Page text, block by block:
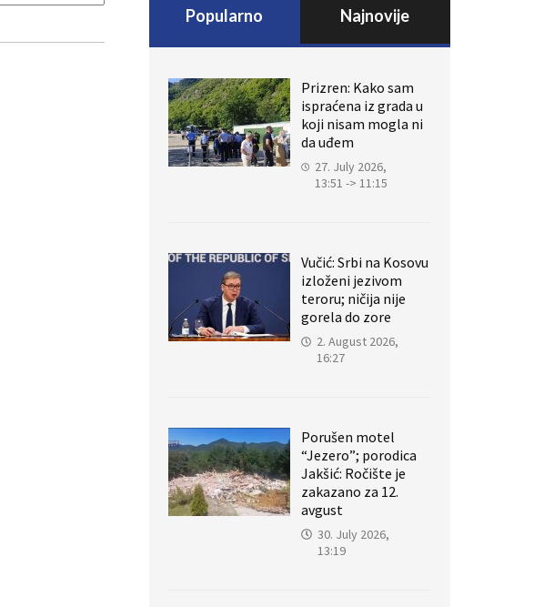
Popularno Najnovije
Prizren: Kako sam
ispraćena iz grada u
koji nisam mogla ni
da uđem
27. July 2026,
13:51 -> 11:15
Vučić: Srbi na Kosovu
izloženi jezivom
teroru; ničija nije
gorela do zore
2. August 2026,
16:27
Porušen motel
“Jezero”; porodica
Jakšić: Ročište je
zakazano za 12.
avgust
30. July 2026,
13:19